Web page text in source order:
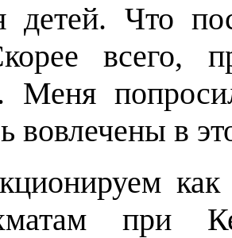
детей. Что
всего,
Меня
вовлечены в
при